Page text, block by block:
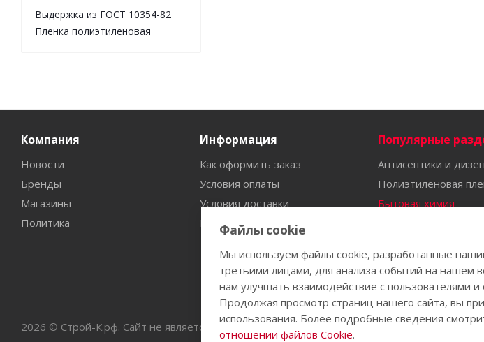
Выдержка из ГОСТ 10354-82
Пленка полиэтиленовая
Компания
Новости
Бренды
Магазины
Политика
Информация
Как оформить заказ
Условия оплаты
Условия доставки
Гарантия на товар
Популярные
Антисептики и
Полиэтиленовая
Бытовая химия
Бахилы
2026 © Строй-К.рф. Сайт не является публичной офертой.
Файлы cookie
Мы используем файлы cookie, разработанные
третьими лицами, для анализа событий на нашем
нам улучшать взаимодействие с пользователями и
Продолжая просмотр страниц нашего сайта, вы
использования. Более подробные сведения
отношении файлов Cookie.